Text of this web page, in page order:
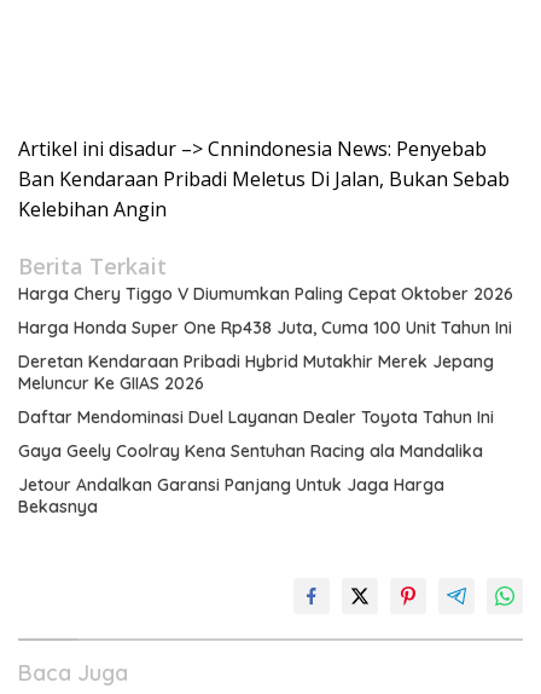
Artikel ini disadur –> Cnnindonesia News: Penyebab
Ban Kendaraan Pribadi Meletus Di Jalan, Bukan Sebab
Kelebihan Angin
Berita Terkait
Harga Chery Tiggo V Diumumkan Paling Cepat Oktober 2026
Harga Honda Super One Rp438 Juta, Cuma 100 Unit Tahun Ini
Deretan Kendaraan Pribadi Hybrid Mutakhir Merek Jepang
Meluncur Ke GIIAS 2026
Daftar Mendominasi Duel Layanan Dealer Toyota Tahun Ini
Gaya Geely Coolray Kena Sentuhan Racing ala Mandalika
Jetour Andalkan Garansi Panjang Untuk Jaga Harga
Bekasnya
Baca Juga